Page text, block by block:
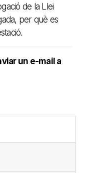
de la Llei
per què es
un e-mail a